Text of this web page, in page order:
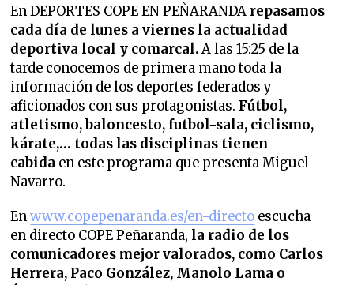
En DEPORTES COPE EN PEÑARANDA repasamos
cada día de lunes a viernes la actualidad
deportiva local y comarcal.A las 15:25 de la
tarde conocemos de primera mano toda la
información de los deportes federados y
aficionados con sus protagonistas. Fútbol,
atletismo, baloncesto, futbol-sala, ciclismo,
kárate,… todas las disciplinas tienen
cabida en este programa que presenta Miguel
Navarro.
Enwww.copepenaranda.es/en-directo escucha
en directo COPE Peñaranda, la radio de los
comunicadores mejor valorados, como Carlos
Herrera, Paco González, Manolo Lama o